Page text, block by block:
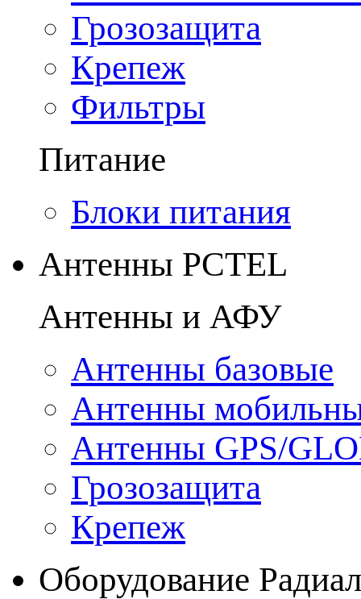
Грозозащита
Крепеж
Фильтры
Питание
Блоки питания
Антенны PCTEL
Антенны и АФУ
Антенны базовые
Антенны
Антенны GPS/
Грозозащита
Крепеж
Оборудование Радиал